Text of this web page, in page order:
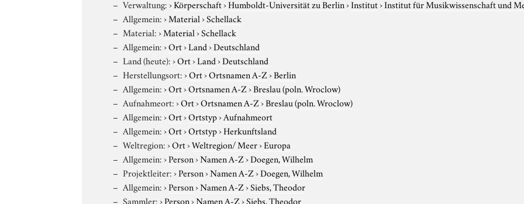
Verwaltung:›Körperschaft›Humboldt-Universität zu Berlin›Institut›Institut für Musikwissenschaft und
Allgemein:›Material›Schellack
Material:›Material›Schellack
Allgemein:›Ort›Land›Deutschland
Land (heute):›Ort›Land›Deutschland
Herstellungsort:›Ort›Ortsnamen A-Z›Berlin
Allgemein:›Ort›Ortsnamen A-Z›Breslau (poln. Wroclow)
Aufnahmeort:›Ort›Ortsnamen A-Z›Breslau (poln. Wroclow)
Allgemein:›Ort›Ortstyp›Aufnahmeort
Allgemein:›Ort›Ortstyp›Herkunftsland
Weltregion:›Ort›Weltregion/ Meer›Europa
Allgemein:›Person›Namen A-Z›Doegen, Wilhelm
Projektleiter:›Person›Namen A-Z›Doegen, Wilhelm
Allgemein:›Person›Namen A-Z›Siebs, Theodor
Sammler:›Person›Namen A-Z›Siebs, Theodor